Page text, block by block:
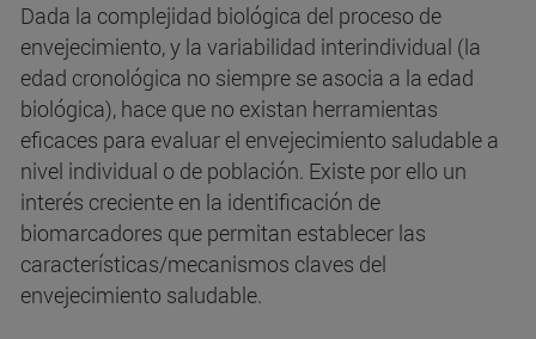
Dada la complejidad biológica del proceso de
envejecimiento, y la variabilidad interindividual (la
edad cronológica no siempre se asocia a la edad
biológica), hace que no existan herramientas
eficaces para evaluar el envejecimiento saludable a
nivel individual o de población. Existe por ello un
interés creciente en la identificación de
biomarcadores que permitan establecer las
características/mecanismos claves del
envejecimiento saludable.